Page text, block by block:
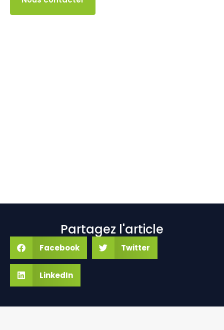
Partagez l'article
Facebook Twitter
LinkedIn